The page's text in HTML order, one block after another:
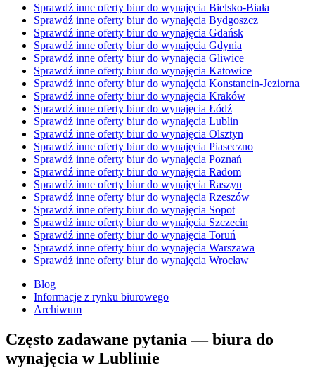
Sprawdź inne oferty biur do wynajęcia Bielsko-Biała
Sprawdź inne oferty biur do wynajęcia Bydgoszcz
Sprawdź inne oferty biur do wynajęcia Gdańsk
Sprawdź inne oferty biur do wynajęcia Gdynia
Sprawdź inne oferty biur do wynajęcia Gliwice
Sprawdź inne oferty biur do wynajęcia Katowice
Sprawdź inne oferty biur do wynajęcia Konstancin-Jeziorna
Sprawdź inne oferty biur do wynajęcia Kraków
Sprawdź inne oferty biur do wynajęcia Łódź
Sprawdź inne oferty biur do wynajęcia Lublin
Sprawdź inne oferty biur do wynajęcia Olsztyn
Sprawdź inne oferty biur do wynajęcia Piaseczno
Sprawdź inne oferty biur do wynajęcia Poznań
Sprawdź inne oferty biur do wynajęcia Radom
Sprawdź inne oferty biur do wynajęcia Raszyn
Sprawdź inne oferty biur do wynajęcia Rzeszów
Sprawdź inne oferty biur do wynajęcia Sopot
Sprawdź inne oferty biur do wynajęcia Szczecin
Sprawdź inne oferty biur do wynajęcia Toruń
Sprawdź inne oferty biur do wynajęcia Warszawa
Sprawdź inne oferty biur do wynajęcia Wrocław
Blog
Informacje z rynku biurowego
Archiwum
Często zadawane pytania — biura do
wynajęcia w Lublinie